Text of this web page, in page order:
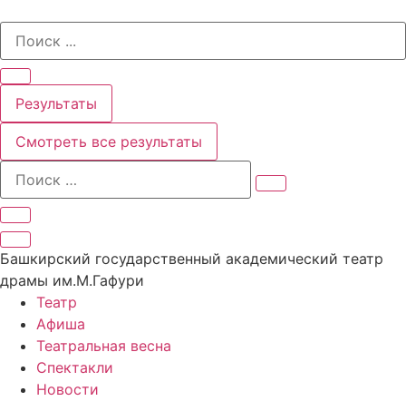
содержимому
Search
Результаты
Смотреть все результаты
Башкирский государственный академический театр
драмы им.М.Гафури
Театр
Афиша
Театральная весна
Спектакли
Новости